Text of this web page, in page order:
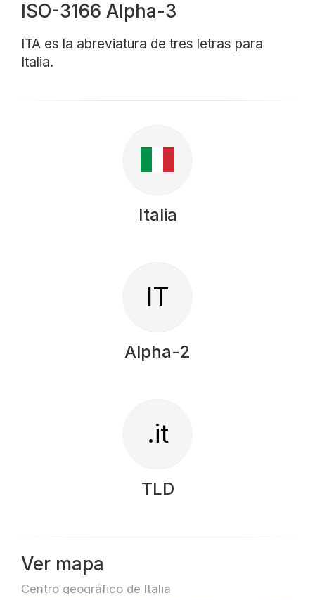
ISO-3166 Alpha-3
ITA es la abreviatura de tres letras para
Italia.
Italia
IT
Alpha-2
.it
TLD
Ver mapa
Centro geográfico de Italia